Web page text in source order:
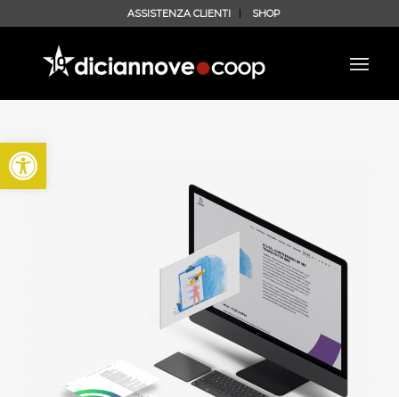
Apri la barra degli strumenti
ASSISTENZA CLIENTI SHOP